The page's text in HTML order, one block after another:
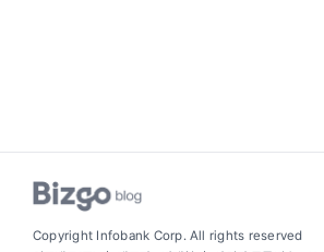
Copyright Infobank Corp. All rights reserved